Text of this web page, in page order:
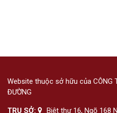
Website thuộc sở hữu của CÔNG
ĐƯỜNG
TRỤ SỞ:
Biệt thự 16, Ngõ 168